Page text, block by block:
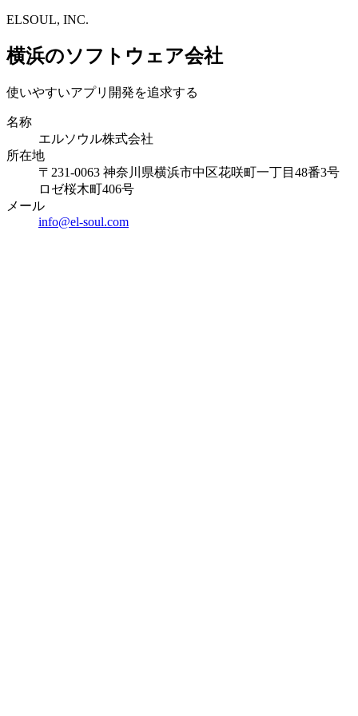
ELSOUL, INC.
横浜のソフトウェア会社
使いやすいアプリ開発を追求する
名称
エルソウル株式会社
所在地
〒231-0063 神奈川県横浜市中区花咲町一丁目48番3号
ロゼ桜木町406号
メール
info@el-soul.com